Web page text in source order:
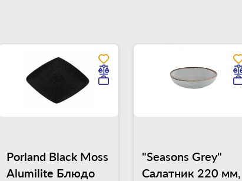
Porland Black Moss
Alumilite Блюдо
"Seasons Grey"
Салатник 220 мм,